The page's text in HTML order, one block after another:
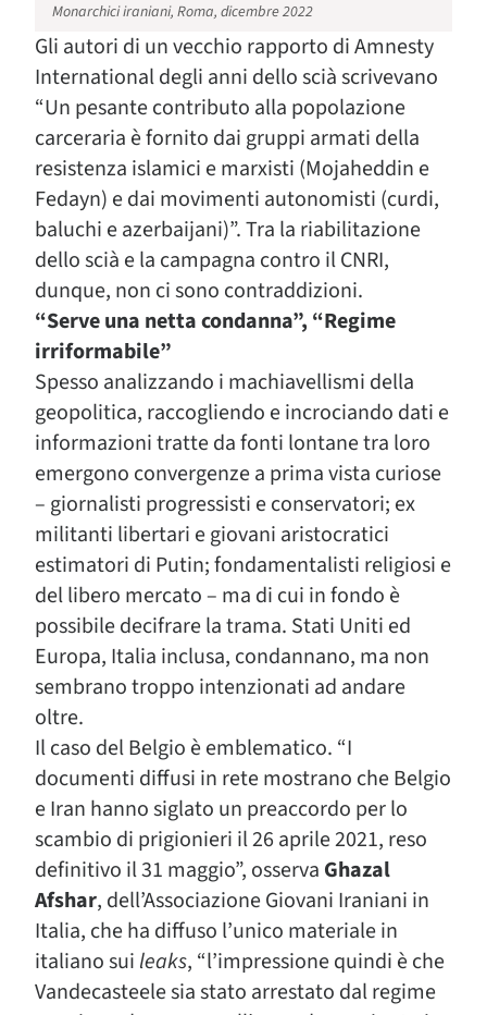
Monarchici iraniani, Roma, dicembre 2022
Gli autori di un vecchio rapporto di Amnesty
International degli anni dello scià scrivevano
“Un pesante contributo alla popolazione
carceraria è fornito dai gruppi armati della
resistenza islamici e marxisti (Mojaheddin e
Fedayn) e dai movimenti autonomisti (curdi,
baluchi e azerbaijani)”. Tra la riabilitazione
dello scià e la campagna contro il CNRI,
dunque, non ci sono contraddizioni.
“Serve una netta condanna”, “Regime
irriformabile”
Spesso analizzando i machiavellismi della
geopolitica, raccogliendo e incrociando dati e
informazioni tratte da fonti lontane tra loro
emergono convergenze a prima vista curiose
– giornalisti progressisti e conservatori; ex
militanti libertari e giovani aristocratici
estimatori di Putin; fondamentalisti religiosi e
del libero mercato – ma di cui in fondo è
possibile decifrare la trama. Stati Uniti ed
Europa, Italia inclusa, condannano, ma non
sembrano troppo intenzionati ad andare
oltre.
Il caso del Belgio è emblematico. “I
documenti diffusi in rete mostrano che Belgio
e Iran hanno siglato un preaccordo per lo
scambio di prigionieri il 26 aprile 2021, reso
definitivo il 31 maggio”, osserva Ghazal
Afshar, dell’Associazione Giovani Iraniani in
Italia, che ha diffuso l’unico materiale in
italiano sui leaks, “l’impressione quindi è che
Vandecasteele sia stato arrestato dal regime